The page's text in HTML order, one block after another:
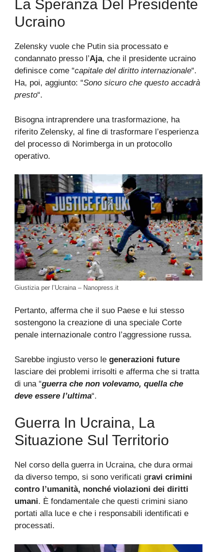
La Speranza Del Presidente
Ucraino
Zelensky vuole che Putin sia processato e
condannato presso l’Aja, che il presidente ucraino
definisce come “capitale del diritto internazionale“.
Ha, poi, aggiunto: “Sono sicuro che questo accadrà
presto“.
Bisogna intraprendere una trasformazione, ha
riferito Zelensky, al fine di trasformare l’esperienza
del processo di Norimberga in un protocollo
operativo.
Giustizia per l’Ucraina – Nanopress.it
Pertanto, afferma che il suo Paese e lui stesso
sostengono la creazione di una speciale Corte
penale internazionale contro l’aggressione russa.
Sarebbe ingiusto verso le generazioni future
lasciare dei problemi irrisolti e afferma che si tratta
di una “guerra che non volevamo, quella che
deve essere l’ultima“.
Guerra In Ucraina, La
Situazione Sul Territorio
Nel corso della guerra in Ucraina, che dura ormai
da diverso tempo, si sono verificati gravi crimini
contro l’umanità, nonché violazioni dei diritti
umani. È fondamentale che questi crimini siano
portati alla luce e che i responsabili identificati e
processati.